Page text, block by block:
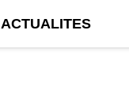
ACTUALITES